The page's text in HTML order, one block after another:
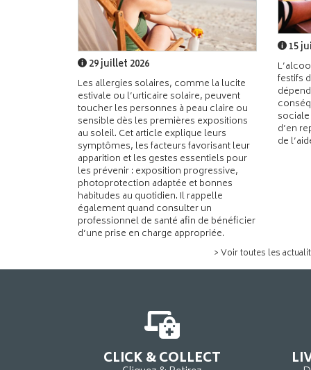
29 juillet 2026
Les allergies solaires, comme la lucite
estivale ou l’urticaire solaire, peuvent
toucher les personnes à peau claire ou
sensible dès les premières expositions
au soleil. Cet article explique leurs
symptômes, les facteurs favorisant leur
apparition et les gestes essentiels pour
les prévenir : exposition progressive,
photoprotection adaptée et bonnes
habitudes au quotidien. Il rappelle
également quand consulter un
professionnel de santé afin de bénéficier
d’une prise en charge appropriée.
15
festifs
d’en
de
> Voir toutes les
CLICK & COLLECT